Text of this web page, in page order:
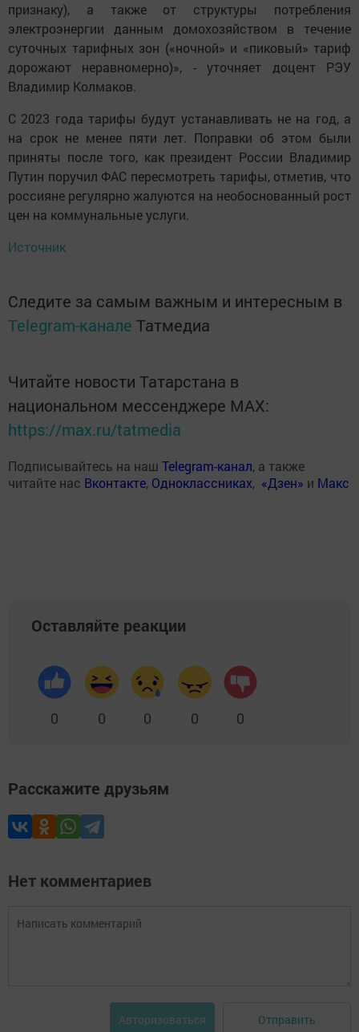
признаку), а также от структуры потребления
электроэнергии данным домохозяйством в течение
суточных тарифных зон («ночной» и «пиковый» тариф
дорожают неравномерно)», - уточняет доцент РЭУ
Владимир Колмаков.
С 2023 года тарифы будут устанавливать не на год, а
на срок не менее пяти лет. Поправки об этом были
приняты после того, как президент России Владимир
Путин поручил ФАС пересмотреть тарифы, отметив, что
россияне регулярно жалуются на необоснованный рост
цен на коммунальные услуги.
Источник
Следите за самым важным и интересным в
Telegram-канале Татмедиа
Читайте новости Татарстана в
национальном мессенджере MАХ:
https://max.ru/tatmedia
Подписывайтесь на наш Telegram-канал, а также
читайте нас Вконтакте, Одноклассниках, «Дзен» и Макс
Оставляйте реакции
0 0 0 0 0
Расскажите друзьям
Нет комментариев
Авторизоваться Отправить